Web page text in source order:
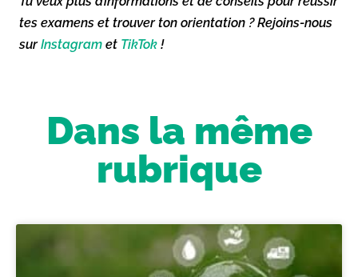
tes examens et trouver ton orientation ? Rejoins-nous
surInstagram et TikTok !
Dans la même
rubrique